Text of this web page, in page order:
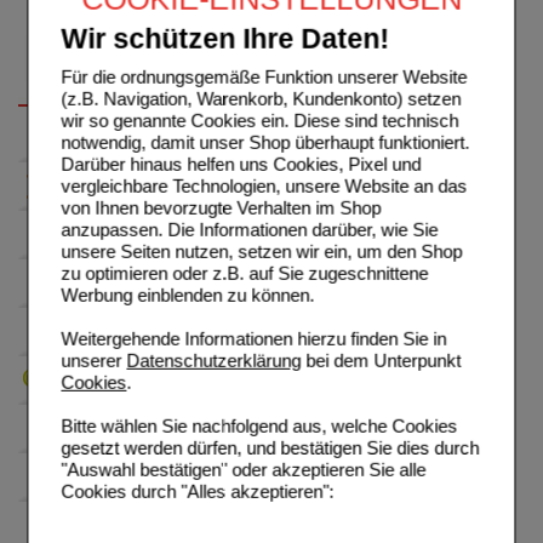
Wir schützen Ihre Daten!
Für die ordnungsgemäße Funktion unserer Website
(z.B. Navigation, Warenkorb, Kundenkonto) setzen
wir so genannte Cookies ein. Diese sind technisch
notwendig, damit unser Shop überhaupt funktioniert.
Darüber hinaus helfen uns Cookies, Pixel und
vergleichbare Technologien, unsere Website an das
von Ihnen bevorzugte Verhalten im Shop
anzupassen. Die Informationen darüber, wie Sie
unsere Seiten nutzen, setzen wir ein, um den Shop
zu optimieren oder z.B. auf Sie zugeschnittene
Werbung einblenden zu können.
Weitergehende Informationen hierzu finden Sie in
unserer Datenschutzerklärungbei dem Unterpunkt
Cookies.
Bitte wählen Sie nachfolgend aus, welche Cookies
gesetzt werden dürfen, und bestätigen Sie dies durch
"Auswahl bestätigen" oder akzeptieren Sie alle
Cookies durch "Alles akzeptieren":